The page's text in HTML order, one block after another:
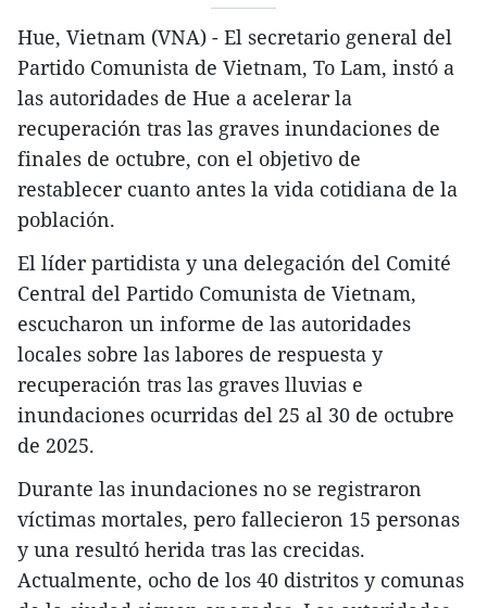
Hue, Vietnam (VNA) - El secretario general del
Partido Comunista de Vietnam, To Lam, instó a
las autoridades de Hue a acelerar la
recuperación tras las graves inundaciones de
finales de octubre, con el objetivo de
restablecer cuanto antes la vida cotidiana de la
población.
El líder partidista y una delegación del Comité
Central del Partido Comunista de Vietnam,
escucharon un informe de las autoridades
locales sobre las labores de respuesta y
recuperación tras las graves lluvias e
inundaciones ocurridas del 25 al 30 de octubre
de 2025.
Durante las inundaciones no se registraron
víctimas mortales, pero fallecieron 15 personas
y una resultó herida tras las crecidas.
Actualmente, ocho de los 40 distritos y comunas